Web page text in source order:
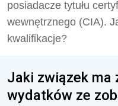
posiadacze tytułu
wewnętrznego (CIA).
kwalifikacje?
Jaki związek ma
wydatków ze